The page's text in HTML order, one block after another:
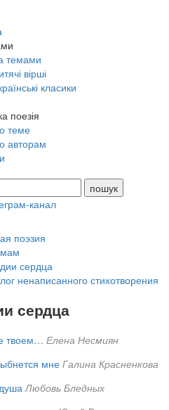
темами
вірші
класики
поезія
теме
авторам
канал
поэзия
сердца
ненаписанного стихотворения
сердца
твоем… Елена Несмиян
мне Галина Красненкова
Любовь Бледных